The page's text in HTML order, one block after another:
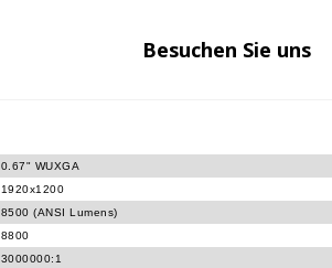
Besuchen Sie uns
0.67" WUXGA
1920x1200
8500 (ANSI Lumens)
8800
3000000:1